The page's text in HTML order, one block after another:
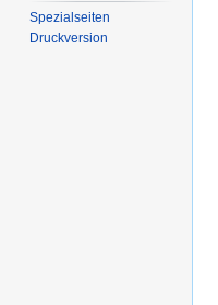
Spezialseiten
Druckversion